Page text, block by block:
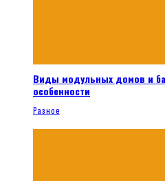
Виды модульных домов и
особенности
Разное